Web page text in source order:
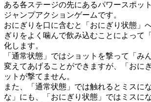
ある各ステージの先にあるパワースポッ
ジャンプアクションゲームです。
おにぎりを口に含むと「おにぎり状態」
ぎりをよく噛んで飲み込むことによって
化します。
「通常状態」ではショットを撃って「み
変えてあげることができますが、「おに
ットが撃てません。
また、「通常状態」では触れるとミスに
な」にも、「おにぎり状態」ではミスに